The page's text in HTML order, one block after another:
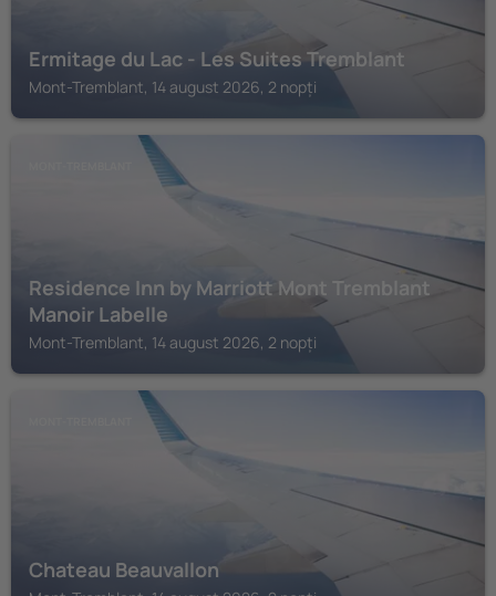
Ermitage du Lac - Les Suites Tremblant
Mont-Tremblant, 14 august 2026, 2 nopți
Residence Inn by Marriott Mont Tremblant
Manoir Labelle
Mont-Tremblant, 14 august 2026, 2 nopți
Chateau Beauvallon